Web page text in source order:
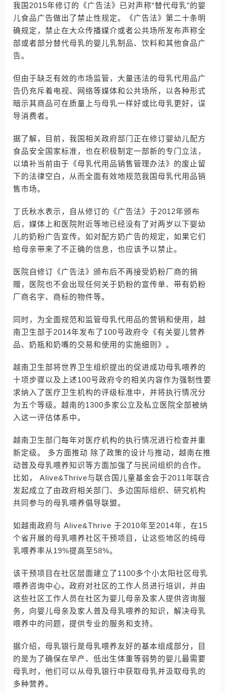
我国2015年修订的《广告法》已对声称“替代母乳”的婴
儿食品广告做出了禁止性规定。《广告法》第二十条明
确规定，禁止在大众传播媒介或者公共场所发布声称全
部或者部分替代母乳的婴儿乳制品、饮料和其他食品广
告。
但由于缺乏有效的市场监管，大量违法的母乳代用品广
告仍充斥着电视、网络等媒体和公共场所，以各种形式
暗示其商品可在质量上与母乳一样好或比母乳更好，误
导消费者。
据了解，目前，我国相关政府部门正在修订婴幼儿配方
食品安全国家标准，也在积极制定一部新的专门立法，
以填补当前由于《母乳代用品销售管理办法》的废止留
下的法律空白，从而全面有效地规范我国母乳代用品销
售市场。
丁氏秋水表示，自从修订的《广告法》于2012年颁布
后，媒体上和医院附近等地已经没有了对两岁以下婴幼
儿的奶粉广告宣传。如对配方奶广告的规定，如果它们
给母亲带来了不正确的信息，也应该予以禁止。
医院自修订《广告法》颁布后不再接受奶粉厂商的捐
赠，医院也不会出现任何关于奶粉的宣传单、带有奶粉
厂商名字、商标的物件等。
同时，为全面规范和监管母乳代用品的营销和使用，越
南卫生部于2014年发布了100号政府令《有关婴儿营养
品、奶瓶和奶嘴的交易和使用的实施细则》。
越南卫生部将世界卫生组织提出的促进成功母乳喂养的
十项步骤以及上述100号政府令的相关内容作为强制性要
求纳入了医疗卫生机构的评级标准中，并将执行情况分
为五个等级。越南的1300多家公立及私立医院全部被纳
入这一评估体系中。
越南卫生部门每年对医疗机构的执行情况进行检查并重
新定级。 多方面推动 除了政策的设计与推动，越南在推
动普及母乳喂养知识等方面加强了与民间组织的合作。
比如， Alive&Thrive与联合国儿童基金会于2011年联合
发起成立了由政府相关部门、多边国际组织、研究机构
共同参与的母乳喂养倡导联盟。
如越南政府与 Alive&Thrive 于2010年至2014年，在15
个省开展的母乳喂养社区干预项目，让这些地区的纯母
乳喂养率从19%提高至58%。
该干预项目在社区层面建立了1100多个小太阳社区母乳
喂养咨询中心。政府对社区的工作人员进行培训，并由
这些社区工作人员在社区为婴儿母亲及家人提供咨询服
务，向婴儿母亲及家人普及母乳喂养的知识，解决母乳
喂养中的问题，提供专业的服务和支持。
据介绍，母乳银行是母乳喂养友好的基本组成部分，目
的是为了确保在早产、低出生体重等弱势的婴儿最需要
母乳时，他们可以从母乳银行中获取母乳并汲取母乳的
多种营养。